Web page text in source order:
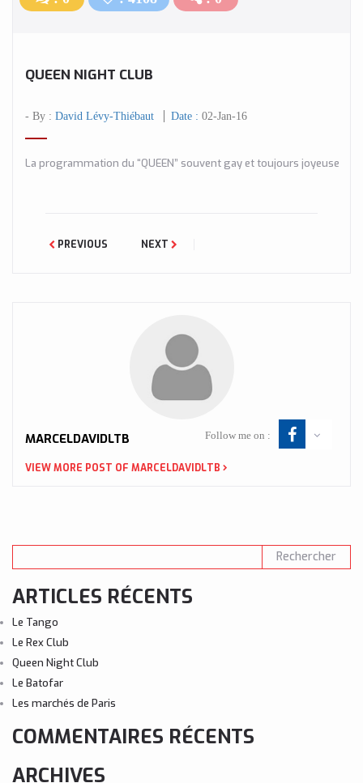
QUEEN NIGHT CLUB
- By : David Lévy-Thiébaut Date : 02-Jan-16
La programmation du “QUEEN” souvent gay et toujours joyeuse
PREVIOUS NEXT
MARCELDAVIDLTB Follow me on :
VIEW MORE POST OF MARCELDAVIDLTB
ARTICLES RÉCENTS
Le Tango
Le Rex Club
Queen Night Club
Le Batofar
Les marchés de Paris
COMMENTAIRES RÉCENTS
ARCHIVES